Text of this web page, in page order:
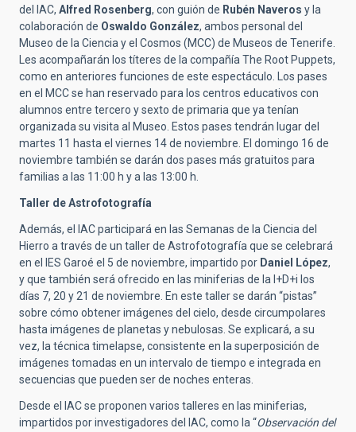
del IAC, Alfred Rosenberg, con guión de Rubén Naveros y la
colaboración de Oswaldo González, ambos personal del
Museo de la Ciencia y el Cosmos (MCC) de Museos de Tenerife.
Les acompañarán los títeres de la compañía The Root Puppets,
como en anteriores funciones de este espectáculo. Los pases
en el MCC se han reservado para los centros educativos con
alumnos entre tercero y sexto de primaria que ya tenían
organizada su visita al Museo. Estos pases tendrán lugar del
martes 11 hasta el viernes 14 de noviembre. El domingo 16 de
noviembre también se darán dos pases más gratuitos para
familias a las 11:00 h y a las 13:00 h.
Taller de Astrofotografía
Además, el IAC participará en las Semanas de la Ciencia del
Hierro a través de un taller de Astrofotografía que se celebrará
en el IES Garoé el 5 de noviembre, impartido por Daniel López,
y que también será ofrecido en las miniferias de la I+D+i los
días 7, 20 y 21 de noviembre. En este taller se darán “pistas”
sobre cómo obtener imágenes del cielo, desde circumpolares
hasta imágenes de planetas y nebulosas. Se explicará, a su
vez, la técnica timelapse, consistente en la superposición de
imágenes tomadas en un intervalo de tiempo e integrada en
secuencias que pueden ser de noches enteras.
Desde el IAC se proponen varios talleres en las miniferias,
impartidos por investigadores del IAC, como la “Observación del